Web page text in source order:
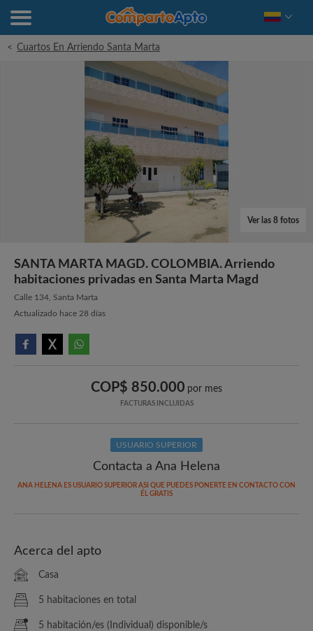
< Cuartos En Arriendo Santa Marta
Ver las 8 fotos
SANTA MARTA MAGD. COLOMBIA. Arriendo
habitaciones privadas en Santa Marta Magd
Calle 134, Santa Marta
Actualizado hace 28 días
COP$ 850.000 por mes
FACTURAS INCLUIDAS
USUARIO SUPERIOR
Contacta a Ana Helena
ANA HELENA ES USUARIO SUPERIOR ASI QUE PUEDES PONERTE EN CONTACTO CON
ÉL GRATIS
Acerca del apto
Casa
5 habitaciones en total
5 habitación/es (Individual) disponible/s